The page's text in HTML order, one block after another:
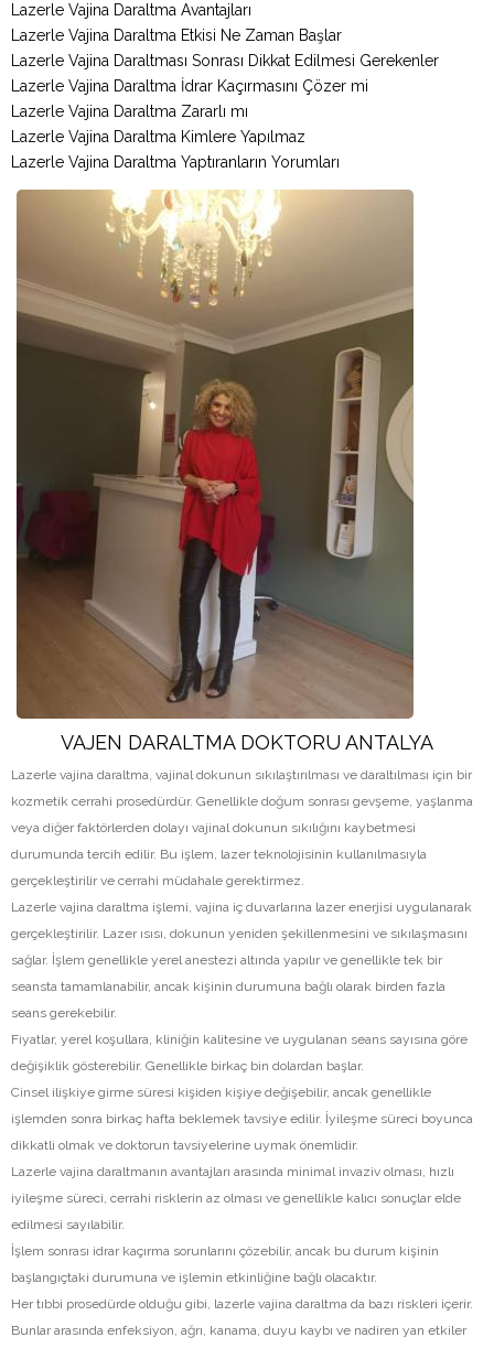
Lazerle Vajina Daraltma Avantajları
Lazerle Vajina Daraltma Etkisi Ne Zaman Başlar
Lazerle Vajina Daraltması Sonrası Dikkat Edilmesi Gerekenler
Lazerle Vajina Daraltma İdrar Kaçırmasını Çözer mi
Lazerle Vajina Daraltma Zararlı mı
Lazerle Vajina Daraltma Kimlere Yapılmaz
Lazerle Vajina Daraltma Yaptıranların Yorumları
VAJEN DARALTMA DOKTORU ANTALYA
Lazerle vajina daraltma, vajinal dokunun sıkılaştırılması ve daraltılması için bir
kozmetik cerrahi prosedürdür. Genellikle doğum sonrası gevşeme, yaşlanma
veya diğer faktörlerden dolayı vajinal dokunun sıkılığını kaybetmesi
durumunda tercih edilir. Bu işlem, lazer teknolojisinin kullanılmasıyla
gerçekleştirilir ve cerrahi müdahale gerektirmez.
Lazerle vajina daraltma işlemi, vajina iç duvarlarına lazer enerjisi uygulanarak
gerçekleştirilir. Lazer ısısı, dokunun yeniden şekillenmesini ve sıkılaşmasını
sağlar. İşlem genellikle yerel anestezi altında yapılır ve genellikle tek bir
seansta tamamlanabilir, ancak kişinin durumuna bağlı olarak birden fazla
seans gerekebilir.
Fiyatlar, yerel koşullara, kliniğin kalitesine ve uygulanan seans sayısına göre
değişiklik gösterebilir. Genellikle birkaç bin dolardan başlar.
Cinsel ilişkiye girme süresi kişiden kişiye değişebilir, ancak genellikle
işlemden sonra birkaç hafta beklemek tavsiye edilir. İyileşme süreci boyunca
dikkatli olmak ve doktorun tavsiyelerine uymak önemlidir.
Lazerle vajina daraltmanın avantajları arasında minimal invaziv olması, hızlı
iyileşme süreci, cerrahi risklerin az olması ve genellikle kalıcı sonuçlar elde
edilmesi sayılabilir.
İşlem sonrası idrar kaçırma sorunlarını çözebilir, ancak bu durum kişinin
başlangıçtaki durumuna ve işlemin etkinliğine bağlı olacaktır.
Her tıbbi prosedürde olduğu gibi, lazerle vajina daraltma da bazı riskleri içerir.
Bunlar arasında enfeksiyon, ağrı, kanama, duyu kaybı ve nadiren yan etkiler